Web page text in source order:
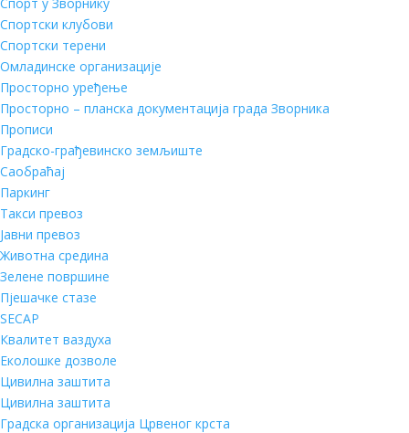
Спортски клубови
Спортски терени
Омладинске организације
Просторно уређење
Просторно – планска документација града Зворника
Прописи
Градско-грађевинско земљиште
Саобраћај
Паркинг
Такси превоз
Јавни превоз
Животна средина
Зелене површине
Пјешачке стазе
SECAP
Квалитет ваздуха
Еколошке дозволе
Цивилна заштита
Цивилна заштита
Градска организација Црвеног крста